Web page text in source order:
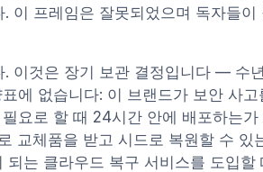
이 프레임은 잘못되었으며 독자들이
이것은 장기 보관 결정입니다 — 수
에 없습니다: 이 브랜드가 보안 사고
요로 할 때 24시간 안에 배포하는
교체품을 받고 시드로 복원할 수 있
는 클라우드 복구 서비스를 도입